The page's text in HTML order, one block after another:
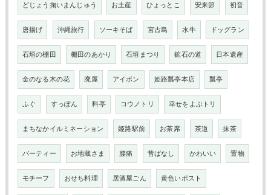
どじょう掬いまんじゅう お土産 ひょっとこ 安来節 初音
唐揚げ 沖縄旅行 ソーキそば 宮古島 水牛 ドッグラン
石垣の棚田 棚田のあかり 石垣まつり 鉱石の道 日本遺産
金のなる木の花 廃屋 アイボン 姫路瓢亭本店 瓢亭
ふぐ すっぽん 料亭 コウノトリ 幸せをよぶトリ
まちなかイルミネーション 姫路駅前 お茶席 茶道 抹茶
パーティー お地蔵さま 腰痛 昔ばなし かわいい 置物
モチーフ おせち料理 居酒屋ごん 黄色いポスト